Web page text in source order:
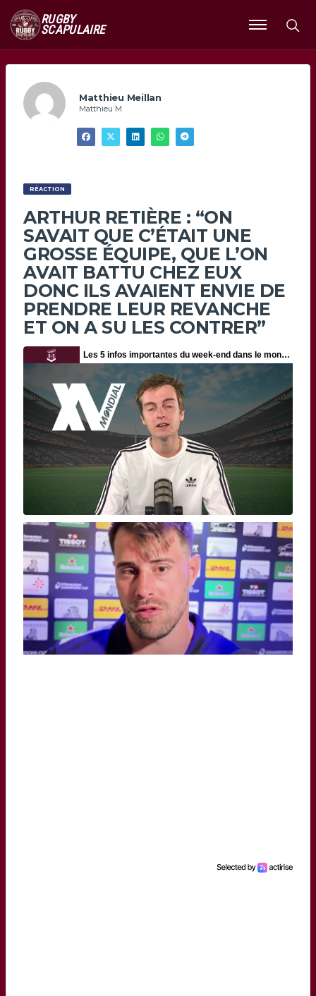
RUGBY
SCAPULAIRE
Ouvrir
le
Matthieu Meillan
Matthieu M
RÉACTION
ARTHUR RETIÈRE : “ON
SAVAIT QUE C’ÉTAIT UNE
GROSSE ÉQUIPE, QUE L’ON
AVAIT BATTU CHEZ EUX
DONC ILS AVAIENT ENVIE DE
PRENDRE LEUR REVANCHE
ET ON A SU LES CONTRER”